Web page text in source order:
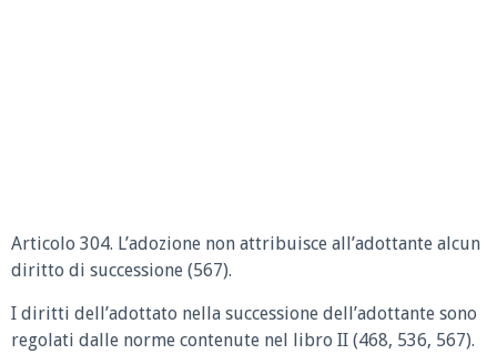
Articolo 304. L’adozione non attribuisce all’adottante alcun
diritto di successione (567).
I diritti dell’adottato nella successione dell’adottante sono
regolati dalle norme contenute nel libro II (468, 536, 567).